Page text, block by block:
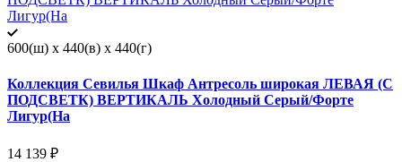
600(ш) x 440(в) x 440(г)
Коллекция Севилья Шкаф Антресоль широкая ЛЕВАЯ (С
ПОДСВЕТК) ВЕРТИКАЛЬ Холодный Серый/Форте
Лигур(На
14 139 ₽